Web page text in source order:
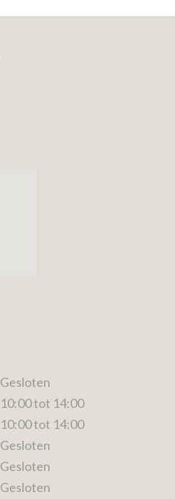
Gesloten
10:00 tot 14:00
10:00 tot 14:00
Gesloten
Gesloten
Gesloten